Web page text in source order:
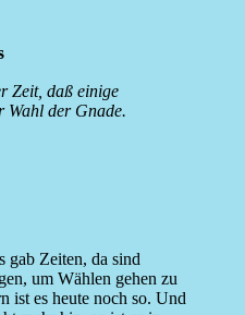
Zeit, daß einige
Wahl der Gnade.
gab Zeiten, da sind
um Wählen gehen zu
ist es heute noch so. Und